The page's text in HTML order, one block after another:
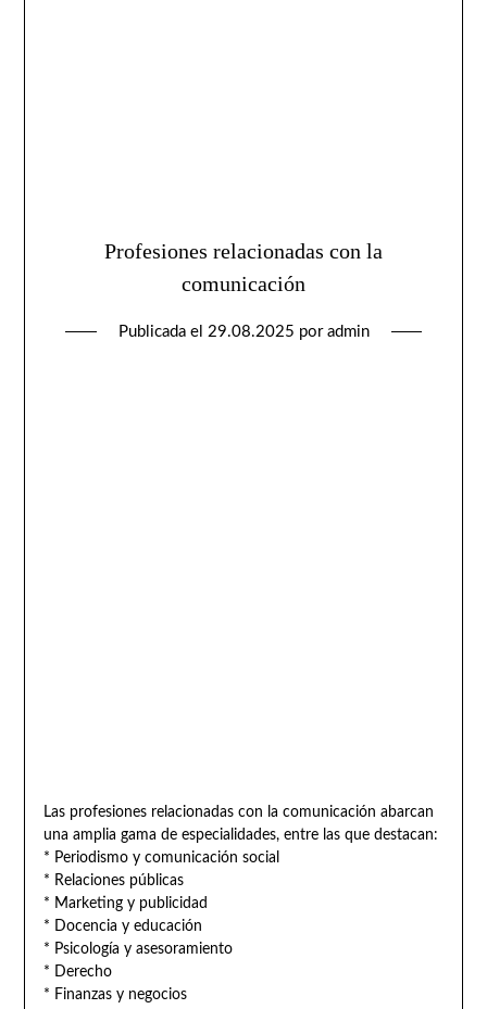
Profesiones relacionadas con la
comunicación
Publicada el 29.08.2025 por admin
Las profesiones relacionadas con la comunicación abarcan
una amplia gama de especialidades, entre las que destacan:
* Periodismo y comunicación social
* Relaciones públicas
* Marketing y publicidad
* Docencia y educación
* Psicología y asesoramiento
* Derecho
* Finanzas y negocios